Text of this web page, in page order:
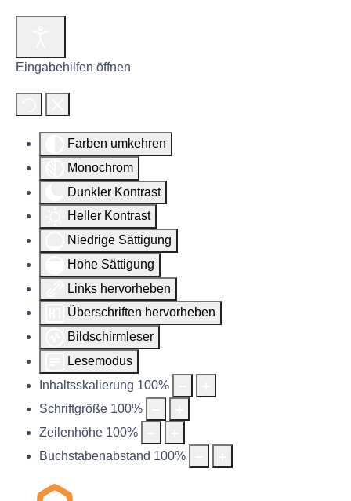
Eingabehilfen öffnen
Farben umkehren
Monochrom
Dunkler Kontrast
Heller Kontrast
Niedrige Sättigung
Hohe Sättigung
Links hervorheben
Überschriften hervorheben
Bildschirmleser
Lesemodus
Inhaltsskalierung 100%
Schriftgröße 100%
Zeilenhöhe 100%
Buchstabenabstand 100%